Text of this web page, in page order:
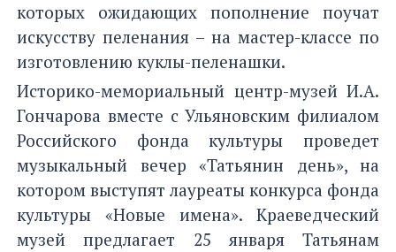
которых ожидающих пополнение поучат
искусству пеленания – на мастер-классе по
изготовлению куклы-пеленашки.
Историко-мемориальный центр-музей И.А.
Гончарова вместе с Ульяновским филиалом
Российского фонда культуры проведет
музыкальный вечер «Татьянин день», на
котором выступят лауреаты конкурса фонда
культуры «Новые имена». Краеведческий
музей предлагает 25 января Татьянам